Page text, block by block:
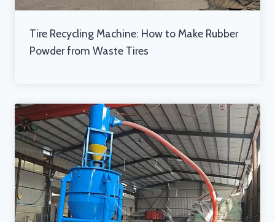
Tire Recycling Machine: How to Make Rubber
Powder from Waste Tires